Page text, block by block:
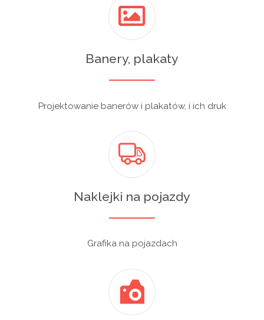
Banery, plakaty
Projektowanie banerów i plakatów, i ich druk
Naklejki na pojazdy
Grafika na pojazdach